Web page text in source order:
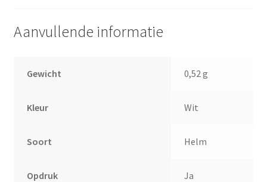
Aanvullende informatie
Gewicht 0,52 g
Kleur Wit
Soort Helm
Opdruk Ja